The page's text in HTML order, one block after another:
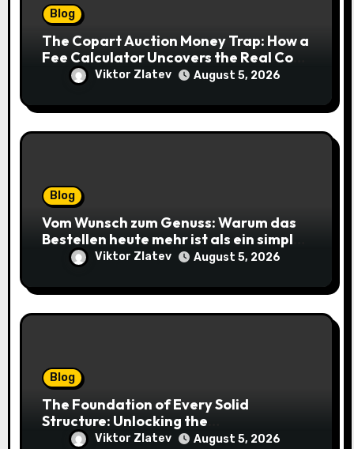
Blog
The Copart Auction Money Trap: How a
Fee Calculator Uncovers the Real Cost
Before You Bid
Viktor Zlatev August 5, 2026
Blog
Vom Wunsch zum Genuss: Warum das
Bestellen heute mehr ist als ein simpler
Klick
Viktor Zlatev August 5, 2026
Blog
The Foundation of Every Solid
Structure: Unlocking the
Craftsmanship of a Skilled Bricklayer
Viktor Zlatev August 5, 2026